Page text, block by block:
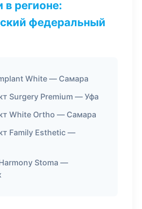
в регионе:
федеральный
White — Самара
Surgery Premium — Уфа
White Ortho — Самара
Family Esthetic —
Stoma —